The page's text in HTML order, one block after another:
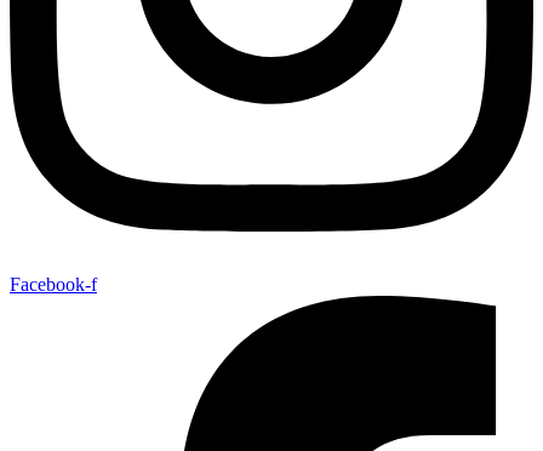
Facebook-f